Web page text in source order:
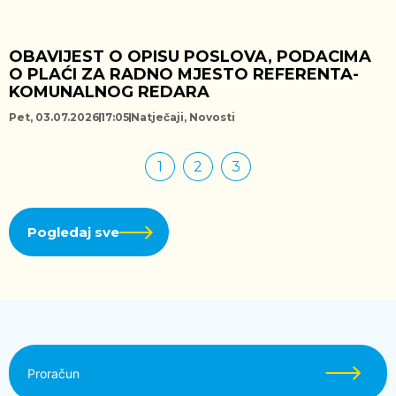
OBAVIJEST O OPISU POSLOVA, PODACIMA
O PLAĆI ZA RADNO MJESTO REFERENTA-
KOMUNALNOG REDARA
Pet, 03.07.202617:05 Natječaji, Novosti
1 2 3
Pogledaj sve
Proračun